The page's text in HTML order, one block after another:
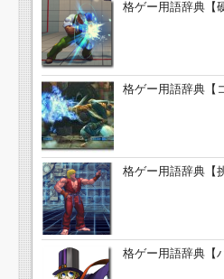
格ゲー用語辞典【
格ゲー用語辞典【
格ゲー用語辞典【
格ゲー用語辞典【